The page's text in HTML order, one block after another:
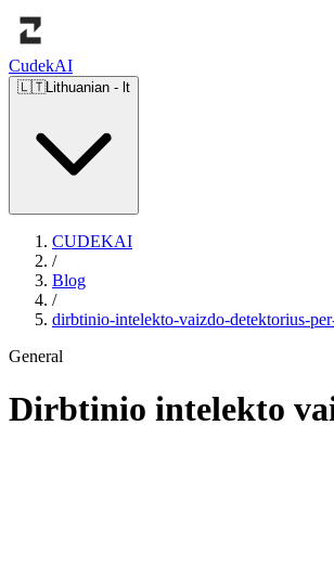
CudekAI
🇱🇹Lithuanian - lt
CUDEKAI
/
Blog
/
dirbtinio-intelekto-vaizdo-detektorius-
General
Dirbtinio intelekto